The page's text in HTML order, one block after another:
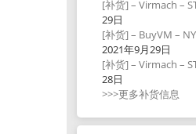
[补货] – Virmach –
29日
[补货] – BuyVM –
2021年9月29日
[补货] – Virmach –
28日
>>>更多补货信息